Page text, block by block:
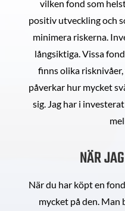
vilken fond som
positiv utveckling och
minimera riskerna.
långsiktiga. Vissa
finns olika
påverkar hur mycket
sig. Jag har i
NÄR
När du har köpt en
mycket på den. Man